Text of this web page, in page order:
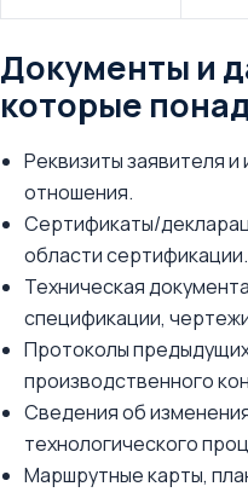
Документы и
которые
Реквизиты заявителя
отношения.
Сертификаты/
области сертификации.
Техническая
спецификации,
Протоколы
производственного
Сведения об
технологического
Маршрутные карты,